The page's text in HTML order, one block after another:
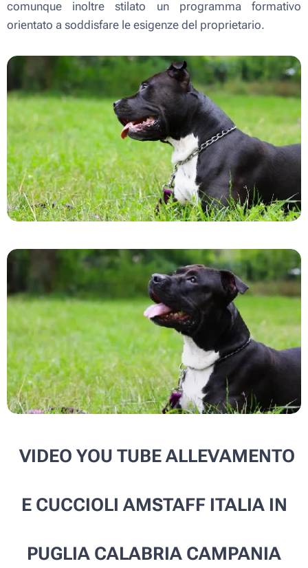
comunque inoltre stilato un programma formativo
orientato a soddisfare le esigenze del proprietario.
VIDEO YOU TUBE ALLEVAMENTO
E CUCCIOLI AMSTAFF ITALIA IN
PUGLIA CALABRIA CAMPANIA